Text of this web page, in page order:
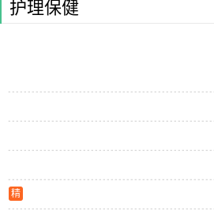
护理保健
精